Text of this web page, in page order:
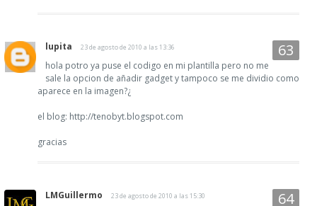
lupita 23 de agosto de 2010 a las 13:36
hola potro ya puse el codigo en mi plantilla pero no me
sale la opcion de añadir gadget y tampoco se me dividio como
aparece en la imagen?¿
el blog: http://tenobyt.blogspot.com
gracias
LMGuillermo 23 de agosto de 2010 a las 15:30